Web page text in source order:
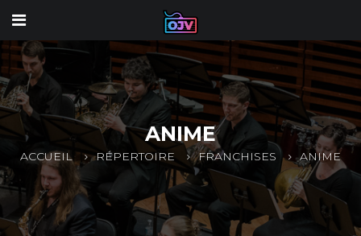
ANIME
ACCUEIL RÉPERTOIRE FRANCHISES ANIME